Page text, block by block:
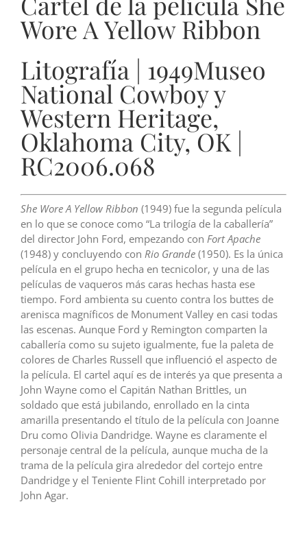
Wore A Yellow Ribbon
Litografía | 1949Museo
National Cowboy y
Western Heritage,
Oklahoma City, OK |
RC2006.068
She Wore A Yellow Ribbon (1949) fue la segunda película
en lo que se conoce como “La trilogía de la caballería”
del director John Ford, empezando con Fort Apache
(1948) y concluyendo con Rio Grande(1950). Es la única
película en el grupo hecha en tecnicolor, y una de las
películas de vaqueros más caras hechas hasta ese
tiempo. Ford ambienta su cuento contra los buttes de
arenisca magníficos de Monument Valley en casi todas
las escenas. Aunque Ford y Remington comparten la
caballería como su sujeto igualmente, fue la paleta de
colores de Charles Russell que influenció el aspecto de
la película. El cartel aquí es de interés ya que presenta a
John Wayne como el Capitán Nathan Brittles, un
soldado que está jubilando, enrollado en la cinta
amarilla presentando el título de la película con Joanne
Dru como Olivia Dandridge. Wayne es claramente el
personaje central de la película, aunque mucha de la
trama de la película gira alrededor del cortejo entre
Dandridge y el Teniente Flint Cohill interpretado por
John Agar.